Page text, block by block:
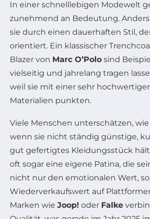
In einer schnelllebigen Modewelt
zunehmend an Bedeutung.
sie durch einen dauerhaften Stil,
orientiert. Ein klassischer
Blazer von Marc O’Polo sind
vielseitig und jahrelang tragen
weil sie mit einer sehr
Materialien punkten.
Viele Menschen unterschätzen,
wenn sie nicht ständig günstige,
gut gefertigtes Kleidungsstück
oft sogar eine eigene Patina, die
nicht nur den emotionalen Wert,
Wiederverkaufswert auf
Marken wie Joop! oder Falke